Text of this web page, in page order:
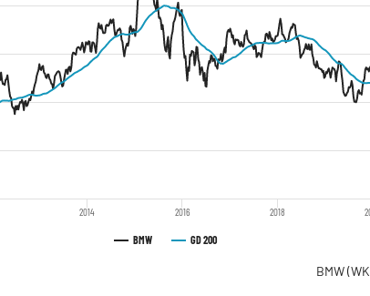
BMW GD 200
2014 2016 2018
BMW